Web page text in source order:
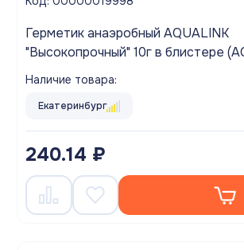
Герметик анаэробный AQUALINK
"Высокопрочный" 10г в блистере
Наличие товара:
Екатеринбург
240.14 ₽